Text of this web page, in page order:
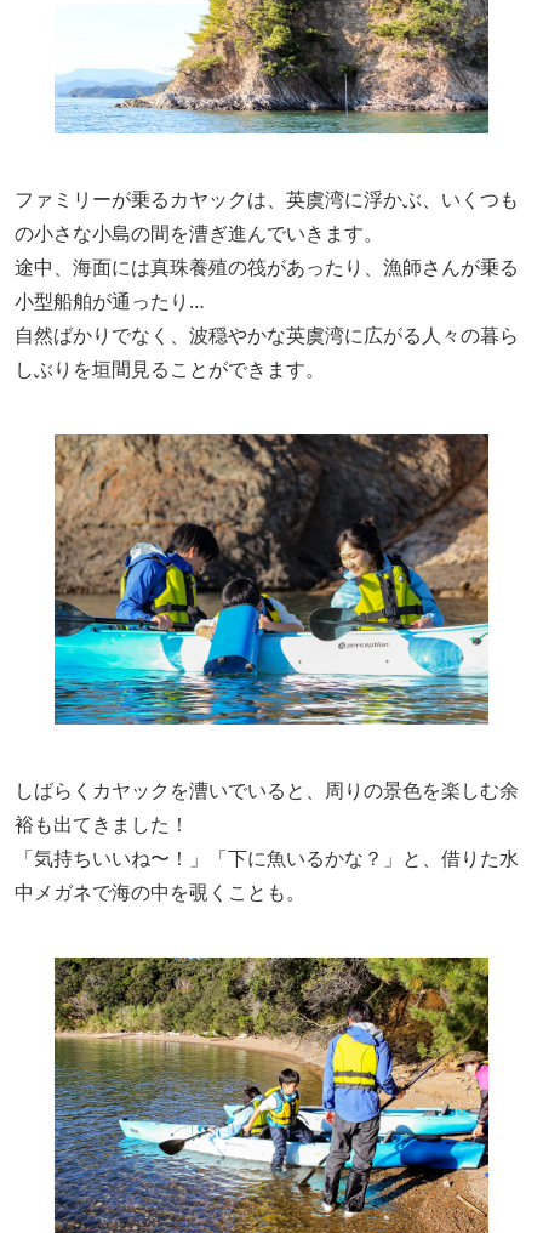
ファミリーが乗るカヤックは、英虞湾に浮かぶ、いくつも
の小さな小島の間を漕ぎ進んでいきます。
途中、海面には真珠養殖の筏があったり、漁師さんが乗る
小型船舶が通ったり…
自然ばかりでなく、波穏やかな英虞湾に広がる人々の暮ら
しぶりを垣間見ることができます。
しばらくカヤックを漕いでいると、周りの景色を楽しむ余
裕も出てきました！
「気持ちいいね〜！」「下に魚いるかな？」と、借りた水
中メガネで海の中を覗くことも。